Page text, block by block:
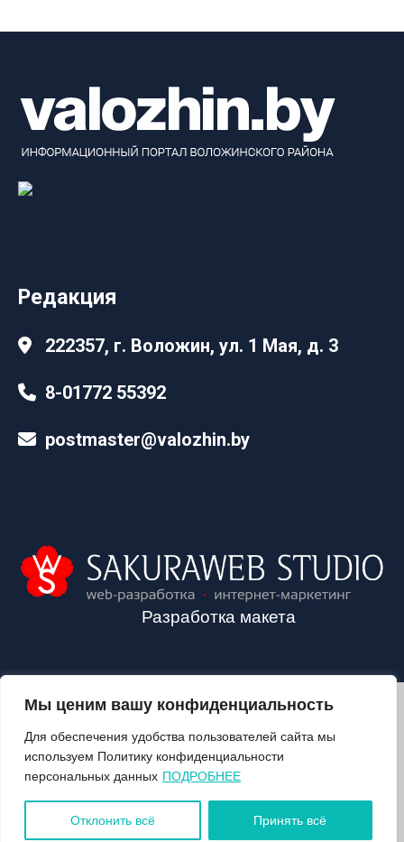
Мы ценим вашу конфиденциальность
Для обеспечения удобства пользователей сайта мы
используем Политику конфиденциальности
персональных данных ПОДРОБНЕЕ
Отклонить всё Принять всё
Редакция
222357, г. Воложин, ул. 1 Мая, д. 3
8-01772 55392
postmaster@valozhin.by
Разработка макета
2024©VALOZHIN.BY - НОВОСТИ ВОЛОЖИНСКОГО РАЙОНА
О ГАЗЕТЕ
ПОДПИСКА
КОНТАКТЫ